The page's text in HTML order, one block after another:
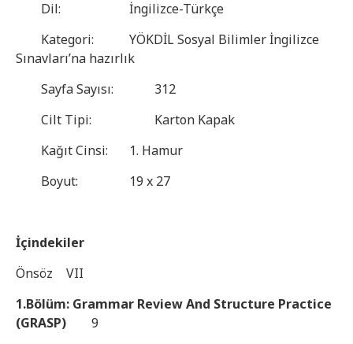
deyneytmey
veyreyn
siyteyleyr
deyneytmey
veyreyn
siyteyleyr
Dil:
İngilizce-Türkçe
Kategori:
YÖKDİL Sosyal Bilimler İngilizce
Sınavları’na hazırlık
Sayfa Sayısı:
312
Cilt Tipi:
Karton Kapak
Kağıt Cinsi:
1. Hamur
Boyut:
19 x 27
İçindekiler
Önsöz
VII
1.Bölüm: Grammar Review And Structure Practice
(GRASP)
9